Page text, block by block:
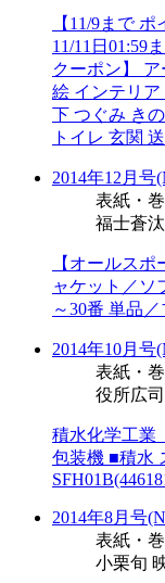
【11/9まで
11/11日01:59
クーポン】
絵 インテリ
下 つぐみ き
トイレ 玄関
2014年12月号
表紙・
福士蒼
【オールス
ャケット／ソ
～30番 単品／
2014年10月号
表紙・
役所広
積水化学工業
包装機 ■積水
2014年8月号
表紙・
小栗旬